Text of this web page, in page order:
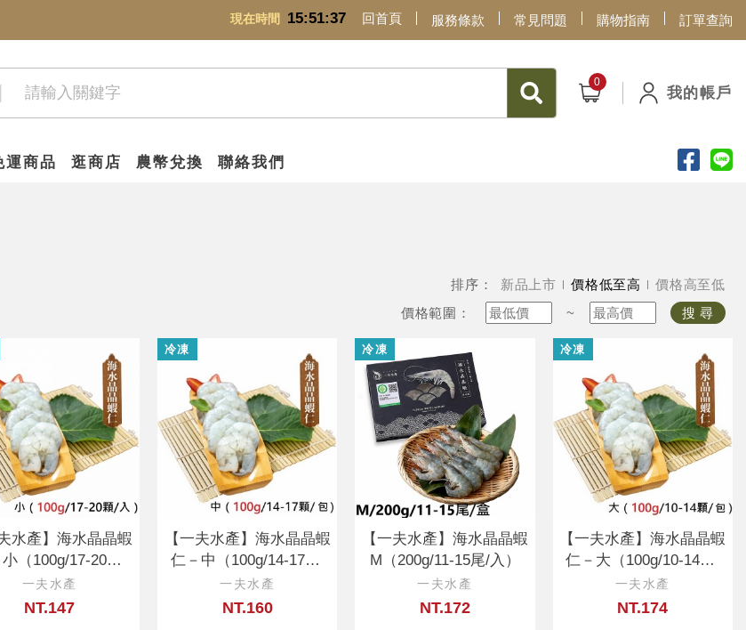
現在時間 15:51:38 回首頁 服務條款 常見問題 購物指南 訂單查詢
我的帳戶
運商品 逛商店 農幣兌換 聯絡我們
排序： 新品上市 價格低至高
價格高至低
價格範圍：
~ 搜 尋
夫水產】海水晶晶蝦
（100g/17-20顆/
入）
一夫水產
NT.147
冷凍
【一夫水產】海水晶晶蝦
仁－中（100g/14-17顆/
入）
一夫水產
NT.160
冷凍
【一夫水產】海水晶晶蝦
M（200g/11-15尾/入）
一夫水產
NT.172
冷凍
【一夫水產】海水晶晶蝦
仁－大（100g/10-14顆/
入）
一夫水產
NT.174